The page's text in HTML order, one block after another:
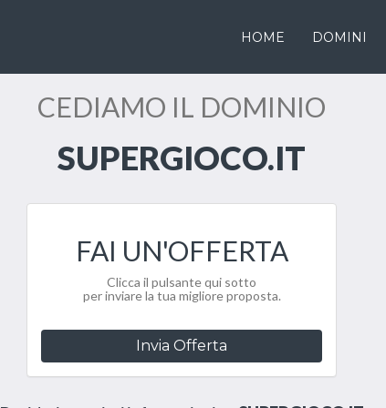
HOME DOMINI
CEDIAMO IL DOMINIO
SUPERGIOCO.IT
FAI UN'OFFERTA
Clicca il pulsante qui sotto
per inviare la tua migliore proposta.
Invia Offerta